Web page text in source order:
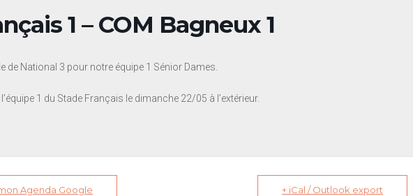
1 – COM Bagneux 1
de National 3 pour notre équipe 1 Sénior Dames.
1 du Stade Français le dimanche 22/05 à l’extérieur.
Agenda Google + iCal / Outlook export